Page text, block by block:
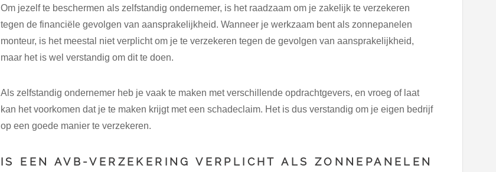
Om jezelf te beschermen als zelfstandig ondernemer, is het raadzaam om je zakelijk te verzekeren
tegen de financiële gevolgen van aansprakelijkheid. Wanneer je werkzaam bent als zonnepanelen
monteur, is het meestal niet verplicht om je te verzekeren tegen de gevolgen van aansprakelijkheid,
maar het is wel verstandig om dit te doen.
Als zelfstandig ondernemer heb je vaak te maken met verschillende opdrachtgevers, en vroeg of laat
kan het voorkomen dat je te maken krijgt met een schadeclaim. Het is dus verstandig om je eigen bedrijf
op een goede manier te verzekeren.
IS EEN AVB-VERZEKERING VERPLICHT ALS ZONNEPANELEN